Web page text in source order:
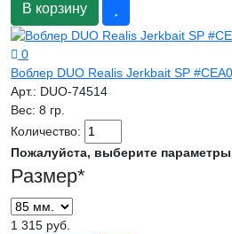
В корзину
0
Воблер DUO Realis Jerkbait SP
Арт.: DUO-74514
Вес: 8 гр.
Количество:
Пожалуйста, выберите параметры
Размер*
1 315 руб.